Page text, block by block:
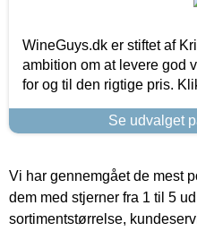
WineGuys.dk er stiftet af
ambition om at levere god
for og til den rigtige pris.
Se udvalget
Vi har gennemgået de mest
dem med stjerner fra 1 til 5
sortimentstørrelse,